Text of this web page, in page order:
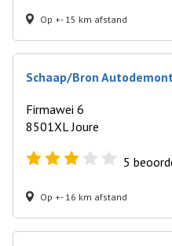
Op +- 15 km afstand
Schaap/Bron
Firmawei 6
8501XL Joure
5
Op +- 16 km afstand